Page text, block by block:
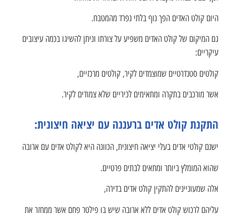
היום קולט האדים הפך נוף בלתי נפרד מהמטבח.
גם המיקום של קולט האדים משפיע על צורתו וניתן להשיגו בכמה עיצובים
עיקריים:
קולטים סטנדרטיים שמוצמדים לקיר, קולטים מרכזיים,
אשר מורכבים בתקרה ומתאימים לכיריים שלא צמודים לקיר.
התקנת קולט אדים ברעננה עם יציאה חיצונית:
ישנם קולטי אדים בעלי יציאה חיצונית, הכוונה היא לקולט אדים עם ארובה
שהוא המומלץ ביותר ומתאים לבתים פרטיים.
אלה שמעוניינים להתקין קולט אדים בדירה,
עליהם לרכוש קולט אדים ללא ארובה שיש בו פילטר פחם אשר ממחזר את